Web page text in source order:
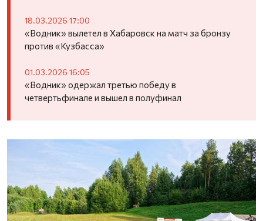
18.03.2026 17:00
«Водник» вылетел в Хабаровск на матч за бронзу
против «Кузбасса»
01.03.2026 16:05
«Водник» одержал третью победу в
четвертьфинале и вышел в полуфинал